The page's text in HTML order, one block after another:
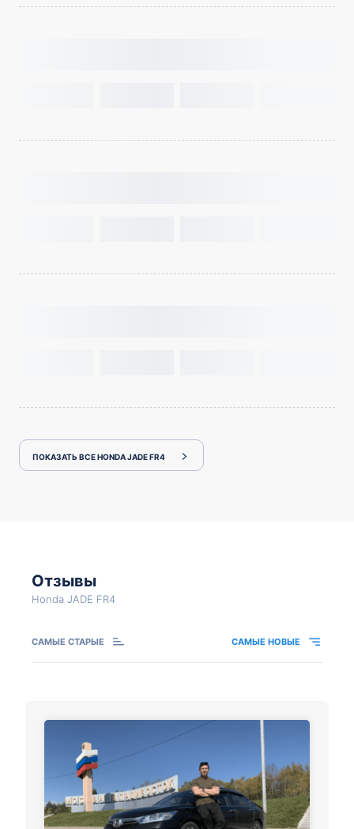
ПОКАЗАТЬ ВСЕ HONDA JADE FR4
Отзывы
Honda JADE FR4
САМЫЕ СТАРЫЕ САМЫЕ НОВЫЕ